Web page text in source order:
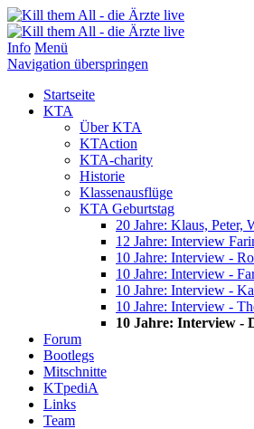
Info Menü
Navigation überspringen
Startseite
KTA
Über KTA
KTAction
KTA-charity
Historie
Klassenausflüge
KTA Geburtstag
20 Jahre: Klaus, Peter,
12 Jahre: Interview
10 Jahre: Interview -
10 Jahre: Interview -
10 Jahre: Interview -
10 Jahre: Interview -
10 Jahre: Interview -
Forum
Bootlegs
Mitschnitte
KTpediA
Links
Team